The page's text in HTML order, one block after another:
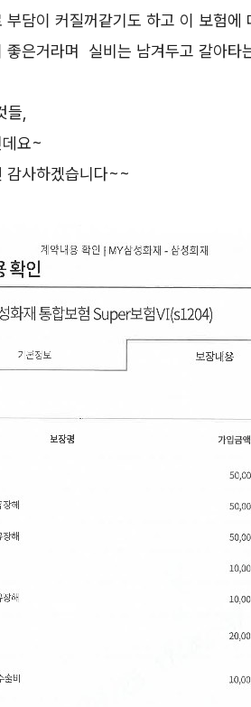
담이 커질꺼같기도 하고 이 보험
은거라며 실비는 남겨두고 갈아타
들,
요~
감사하겠습니다~~